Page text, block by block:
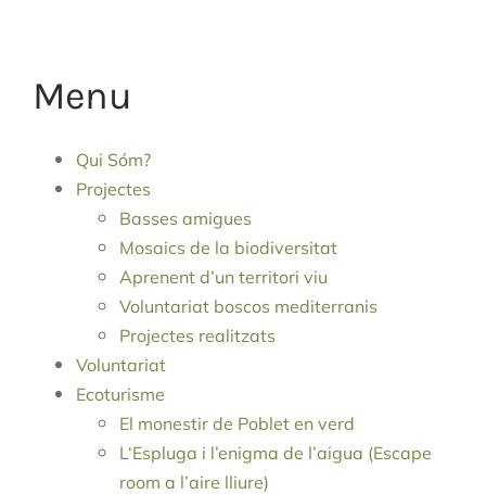
Menu
Qui Sóm?
Projectes
Basses amigues
Mosaics de la biodiversitat
Aprenent d’un territori viu
Voluntariat boscos mediterranis
Projectes realitzats
Voluntariat
Ecoturisme
El monestir de Poblet en verd
L‘Espluga i l’enigma de l’aigua (Escape
room a l’aire lliure)